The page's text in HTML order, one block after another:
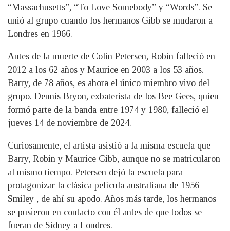
“Massachusetts”, “To Love Somebody” y “Words”. Se
unió al grupo cuando los hermanos Gibb se mudaron a
Londres en 1966.
Antes de la muerte de Colin Petersen, Robin falleció en
2012 a los 62 años y Maurice en 2003 a los 53 años.
Barry, de 78 años, es ahora el único miembro vivo del
grupo. Dennis Bryon, exbaterista de los Bee Gees, quien
formó parte de la banda entre 1974 y 1980, falleció el
jueves 14 de noviembre de 2024.
Curiosamente, el artista asistió a la misma escuela que
Barry, Robin y Maurice Gibb, aunque no se matricularon
al mismo tiempo. Petersen dejó la escuela para
protagonizar la clásica película australiana de 1956
Smiley , de ahí su apodo. Años más tarde, los hermanos
se pusieron en contacto con él antes de que todos se
fueran de Sidney a Londres.